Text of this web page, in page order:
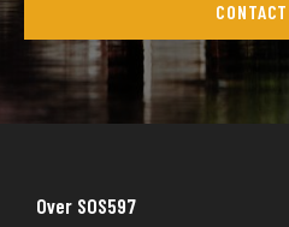
Over SOS597